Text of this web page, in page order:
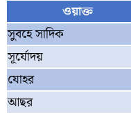
ওয়াক্ত
সুবহে সাদিক
সূর্যোদয়
যোহর
আছর